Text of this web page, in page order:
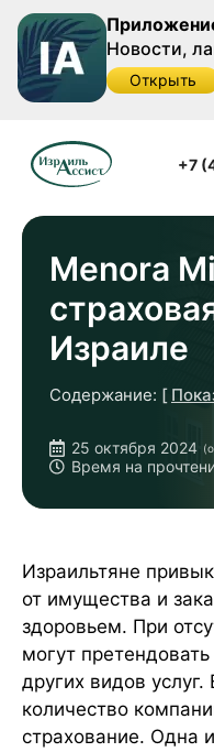
Новости,
Открыть
+7
Израиле
Menora
Menora
Израиле
Содержание:
Лидер
Спектр
Популярность
25 октября 2024
Время на
Израильтяне
от имущества и
здоровьем. При
могут
других видов
количество
страхование. Одна